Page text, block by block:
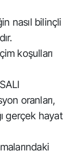
nasıl bilinçli
koşulları
oranları,
gerçek hayat